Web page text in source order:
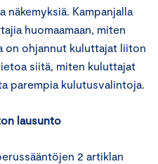
näkemyksiä. Kampanjalla
huomaamaan, miten
on ohjannut kuluttajat liiton
siitä, miten kuluttajat
parempia kulutusvalintoja.
lausunto
2 artiklan